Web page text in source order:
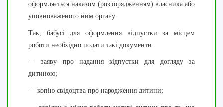
оформляється наказом (розпорядженням) власника або
уповноваженого ним органу.
Так, бабусі для оформлення відпустки за місцем
роботи необхідно подати такі документи:
— заяву про надання відпустки для догляду за
дитиною;
— копію свідоцтва про народження дитини;